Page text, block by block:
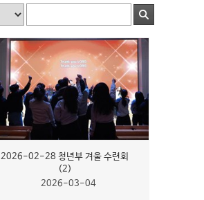
2026-02-28 청년부 겨울 수련회
(2)
2026-03-04